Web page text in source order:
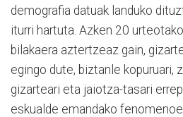
demografia datuak landuko
iturri hartuta. Azken 20
bilakaera aztertzeaz gain,
egingo dute, biztanle kopuruari,
gizarteari eta jaiotza-tasari
eskualde emandako